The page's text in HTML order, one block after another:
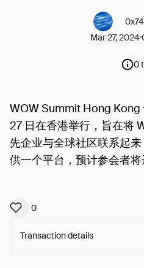
Mar 27, 2024
0
WOW Summit Hong Kong
27 日在香港举行，旨在将
先企业与全球社区联系起
供一个平台，预计参会者
0
Transaction details